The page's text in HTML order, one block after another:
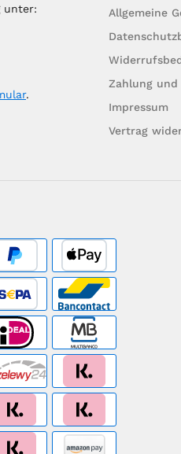
unter:
.
Allgemeine
Zahlung und
Impressum
Vertrag